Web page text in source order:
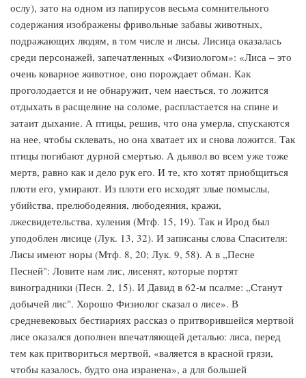
ослу), зато на одном из папирусов весьма сомнительного
содержания изображены фривольные забавы животных,
подражающих людям, в том числе и лисы. Лисица оказалась
среди персонажей, запечатленных «Физиологом»: «Лиса – это
очень коварное животное, оно порождает обман. Как
проголодается и не обнаружит, чем наесться, то ложится
отдыхать в расщелине на соломе, распластается на спине и
затаит дыхание. А птицы, решив, что она умерла, спускаются
на нее, чтобы склевать, но она хватает их и снова ложится. Так
птицы погибают дурной смертью. А дьявол во всем уже тоже
мертв, равно как и дело рук его. И те, кто хотят приобщиться
плоти его, умирают. Из плоти его исходят злые помыслы,
убийства, прелюбодеяния, любодеяния, кражи,
лжесвидетельства, хуления (Мтф. 15, 19). Так и Ирод был
уподоблен лисице (Лук. 13, 32). И записаны слова Спасителя:
Лисы имеют норы (Мтф. 8, 20; Лук. 9, 58). А в „Песне
Песней": Ловите нам лис, лисенят, которые портят
виноградники (Песн. 2, 15). И Давид в 62-м псалме: „Станут
добычей лис". Хорошо Физиолог сказал о лисе». В
средневековых бестиариях рассказ о притворившейся мертвой
лисе оказался дополнен впечатляющей деталью: лиса, перед
тем как притвориться мертвой, «валяется в красной грязи,
чтобы казалось, будто она изранена», а для большей